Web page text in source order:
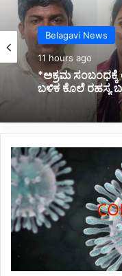
Belagavi News
11 hours ago
*ನಿಂತಿದ್ದ ಟ್ರಕ್‌ಗೆ
ರಾ
ಜ
ಧಾ
ನಿ
ಪೊ
ಲೀ
ಲ್